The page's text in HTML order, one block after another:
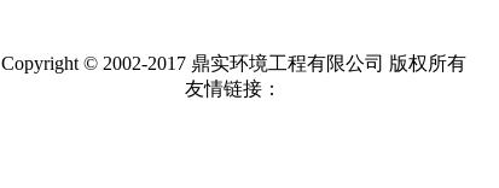
Copyright © 2002-2017 鼎实环境工程有限公司 版权所有
友情链接：